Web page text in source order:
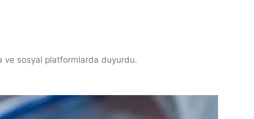
ve sosyal platformlarda duyurdu.